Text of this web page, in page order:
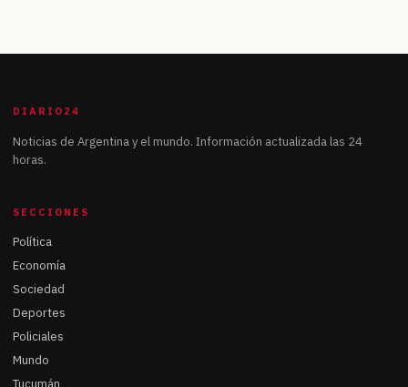
DIARIO24
Noticias de Argentina y el mundo. Información actualizada las 24
horas.
SECCIONES
Política
Economía
Sociedad
Deportes
Policiales
Mundo